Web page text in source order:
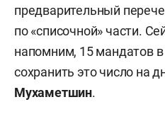
предварительный
по «списочной» части.
напомним, 15 мандатов
сохранить это число на
Мухаметшин.